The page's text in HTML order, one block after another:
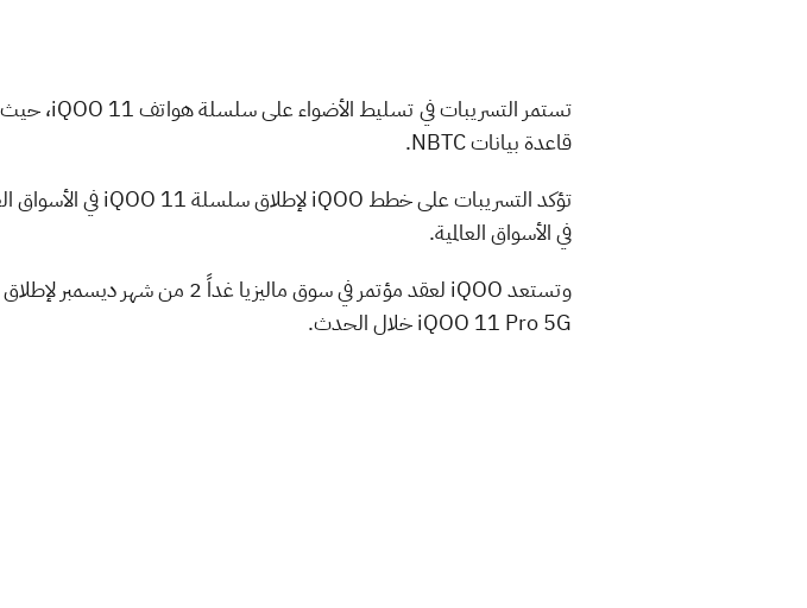
قاعدة بيانات NBTC.
في الأسواق العالمية.
iQOO 11 Pro 5G خلال الحدث.